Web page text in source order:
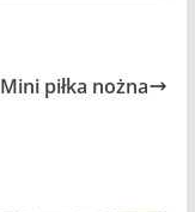
Mini piłka nożna